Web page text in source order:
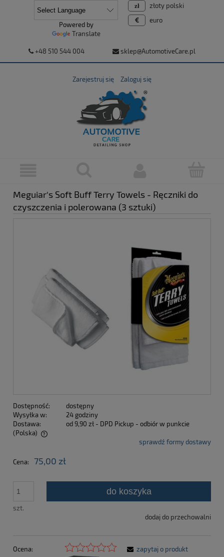
+48 510 544 004 sklep@AutomotiveCare.pl
Zarejestruj się Zaloguj się
złoty polski
euro
Powered by
Translate
Meguiar's Soft Buff Terry Towels - Ręczniki do
czyszczenia i polerowana (3 sztuki)
Dostępność:
dostępny
Wysyłka w:
24 godziny
Dostawa:
od 9,90 zł - DPD Pickup - odbiór w punkcie
(Polska)
Cena nie zawiera ewentualnych kosztów płatnościsprawdź formy dostawy
Cena: 75,00 zł
szt.
do koszyka
dodaj do przechowalni
Ocena:
zapytaj o produkt